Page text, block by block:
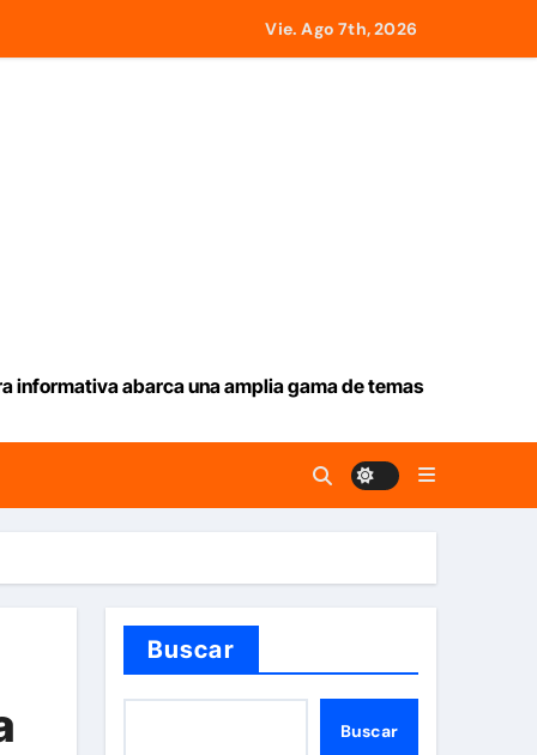
alrededor de 420.000 barriles diarios
mas de 70 años
sobre los avances alcanzado
afectados por los terremotos
Vie. Ago 7th, 2026
informativa abarca una amplia gama de temas
Buscar
Buscar